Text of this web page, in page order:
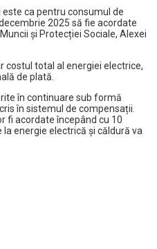
ca pentru consumul de
2025 să fie acordate
și Protecției Sociale, Alexei
costul total al energiei electrice,
de plată.
în continuare sub formă
în sistemul de compensații.
fi acordate începând cu 10
energie electrică și căldură va